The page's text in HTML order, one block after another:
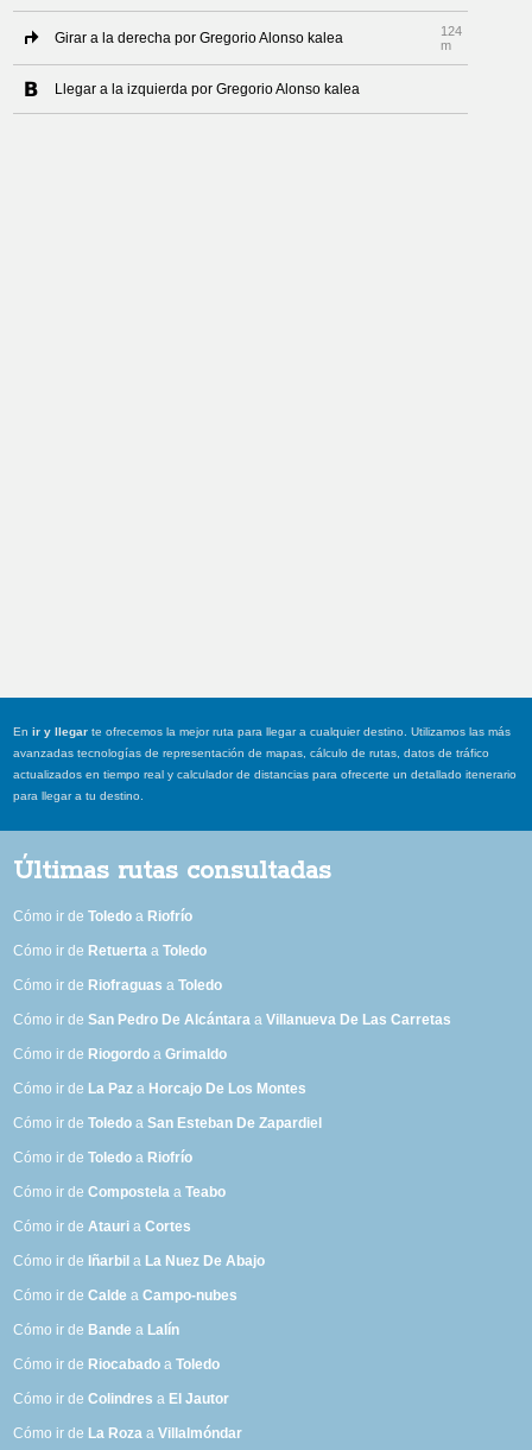
Girar a la derecha por Gregorio Alonso kalea
124
m
Llegar a la izquierda por Gregorio Alonso kalea
Enir y llegar te ofrecemos la mejor ruta para llegar a cualquier destino. Utilizamos las más
avanzadas tecnologías de representación de mapas, cálculo de rutas, datos de tráfico
actualizados en tiempo real y calculador de distancias para ofrecerte un detallado itenerario
para llegar a tu destino.
Últimas rutas consultadas
Cómo ir deToledo a Riofrío
Cómo ir de Retuerta aToledo
Cómo ir de Riofraguas aToledo
Cómo ir deSan Pedro De Alcántara aVillanueva De Las Carretas
Cómo ir de Riogordo aGrimaldo
Cómo ir de La Paz a Horcajo De Los Montes
Cómo ir deToledo aSan Esteban De Zapardiel
Cómo ir deToledo a Riofrío
Cómo ir deCompostela aTeabo
Cómo ir deAtauri aCortes
Cómo ir de Iñarbil a La Nuez De Abajo
Cómo ir deCalde aCampo-nubes
Cómo ir de Bande a Lalín
Cómo ir de Riocabado aToledo
Cómo ir deColindres a El Jautor
Cómo ir de La Roza aVillalmóndar